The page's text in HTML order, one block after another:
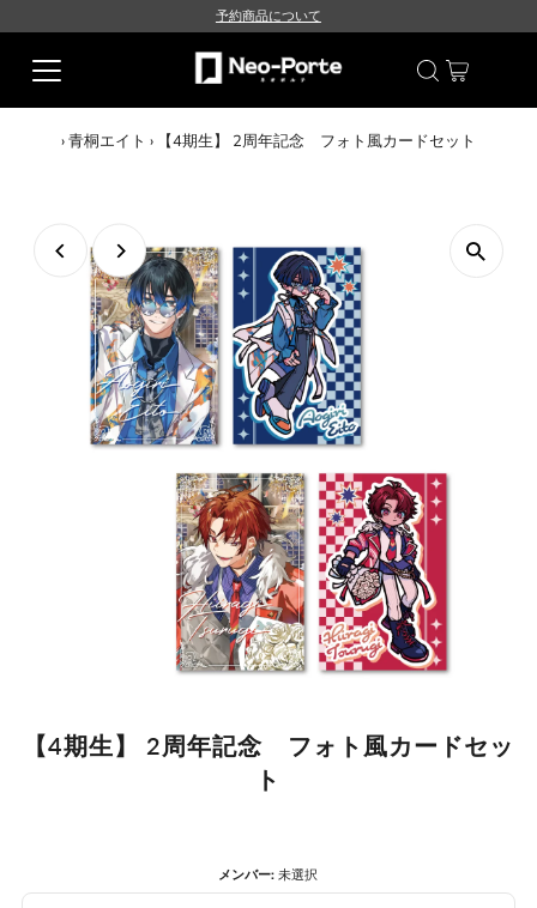
予約商品について
›青桐エイト › 【4期生】 2周年記念 フォト風カードセット
【4期生】 2周年記念 フォト風カードセッ
ト
メンバー: 未選択